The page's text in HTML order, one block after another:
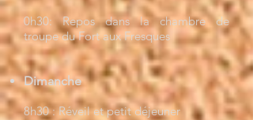
0h30: Repos dans la chambre de
troupe du Fort aux Fresques
Dimanche
8h30 : Réveil et petit déjeuner